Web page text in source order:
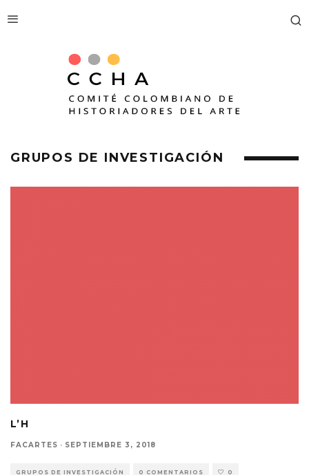
GRUPOS DE INVESTIGACIÓN
L’H
FACARTES · SEPTIEMBRE 3, 2018
GRUPOS DE INVESTIGACIÓN 0 COMENTARIOS 0